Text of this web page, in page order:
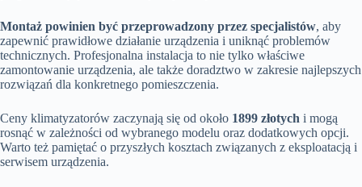
Montaż powinien być przeprowadzony przez specjalistów, aby
zapewnić prawidłowe działanie urządzenia i uniknąć problemów
technicznych. Profesjonalna instalacja to nie tylko właściwe
zamontowanie urządzenia, ale także doradztwo w zakresie najlepszych
rozwiązań dla konkretnego pomieszczenia.
Ceny klimatyzatorów zaczynają się od około 1899 złotych i mogą
rosnąć w zależności od wybranego modelu oraz dodatkowych opcji.
Warto też pamiętać o przyszłych kosztach związanych z eksploatacją i
serwisem urządzenia.